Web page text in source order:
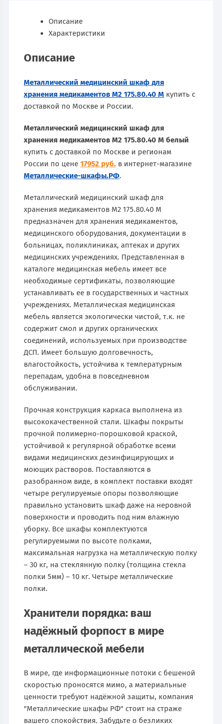
Описание
Характеристики
Описание
Металлический медицинский шкаф для
хранения медикаментов М2 175.80.40 М купить с
доставкой по Москве и России.
Металлический медицинский шкаф для
хранения медикаментов М2 175.80.40 М белый
купить с доставкой по Москве и регионам
России по цене17952 руб. в интернет-магазине
Металлические-шкафы.РФ.
Металлический медицинский шкаф для
хранения медикаментов М2 175.80.40 М
предназначен для хранения медикаментов,
медицинского оборудования, документации в
больницах, поликлиниках, аптеках и других
медицинских учреждениях. Представленная в
каталоге медицинская мебель имеет все
необходимые сертификаты, позволяющие
устанавливать ее в государственных и частных
учреждениях. Металлическая медицинская
мебель является экологически чистой, т.к. не
содержит смол и других органических
соединений, используемых при производстве
ДСП. Имеет большую долговечность,
влагостойкость, устойчива к температурным
перепадам, удобна в повседневном
обслуживании.
Прочная конструкция каркаса выполнена из
высококачественной стали. Шкафы покрыты
прочной полимерно-порошковой краской,
устойчивой к регулярной обработке всеми
видами медицинских дезинфицирующих и
моющих растворов. Поставляются в
разобранном виде, в комплект поставки входят
четыре регулируемые опоры позволяющие
правильно установить шкаф даже на неровной
поверхности и проводить под ним влажную
уборку. Все шкафы комплектуются
регулируемыми по высоте полками,
максимальная нагрузка на металлическую полку
– 30 кг, на стеклянную полку (толщина стекла
полки 5мм) – 10 кг. Четыре металлические
полки.
Хранители порядка: ваш
надёжный форпост в мире
металлической мебели
В мире, где информационные потоки с бешеной
скоростью проносятся мимо, а материальные
ценности требуют надёжной защиты, компания
"Металлические шкафы РФ" стоит на страже
вашего спокойствия. Забудьте о безликих